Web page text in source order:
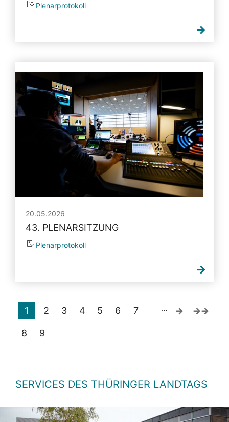
Plenarprotokoll
20.05.2026
43. PLENARSITZUNG
Plenarprotokoll
1 2 3 4 5 6 7
8 9
…
SERVICES DES THÜRINGER LANDTAGS